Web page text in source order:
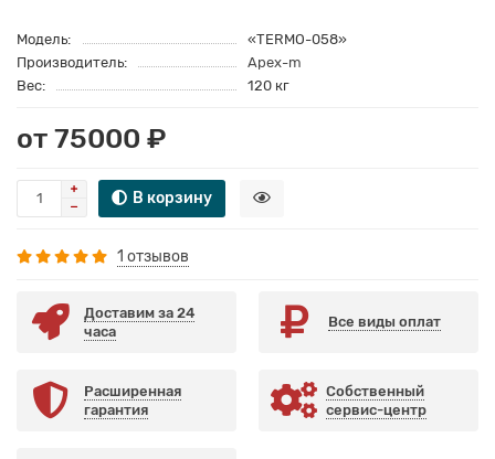
Модель:
«TERMO-058»
Производитель:
Apex-m
Вес:
120 кг
от 75000 ₽
В корзину
1 отзывов
Доставим за 24
часа
Все виды оплат
Расширенная
гарантия
Собственный
сервис-центр